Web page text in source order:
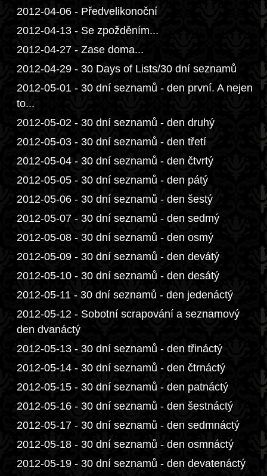
2012-04-06 - Předvelikonoční
2012-04-13 - Se zpožděním...
2012-04-27 - Zase doma...
2012-04-29 - 30 Days of Lists/30 dní seznamů
2012-05-01 - 30 dní seznamů - den první. A nejen
to...
2012-05-02 - 30 dní seznamů - den druhý
2012-05-03 - 30 dní seznamů - den třetí
2012-05-04 - 30 dní seznamů - den čtvrtý
2012-05-05 - 30 dní seznamů - den pátý
2012-05-06 - 30 dní seznamů - den šestý
2012-05-07 - 30 dní seznamů - den sedmý
2012-05-08 - 30 dní seznamů - den osmý
2012-05-09 - 30 dní seznamů - den devátý
2012-05-10 - 30 dní seznamů - den desátý
2012-05-11 - 30 dní seznamů - den jedenáctý
2012-05-12 - Sobotní scrapování a seznamový
den dvanáctý
2012-05-13 - 30 dní seznamů - den třináctý
2012-05-14 - 30 dní seznamů - den čtrnáctý
2012-05-15 - 30 dní seznamů - den patnáctý
2012-05-16 - 30 dní seznamů - den šestnáctý
2012-05-17 - 30 dní seznamů - den sedmnáctý
2012-05-18 - 30 dní seznamů - den osmnáctý
2012-05-19 - 30 dní seznamů - den devatenáctý